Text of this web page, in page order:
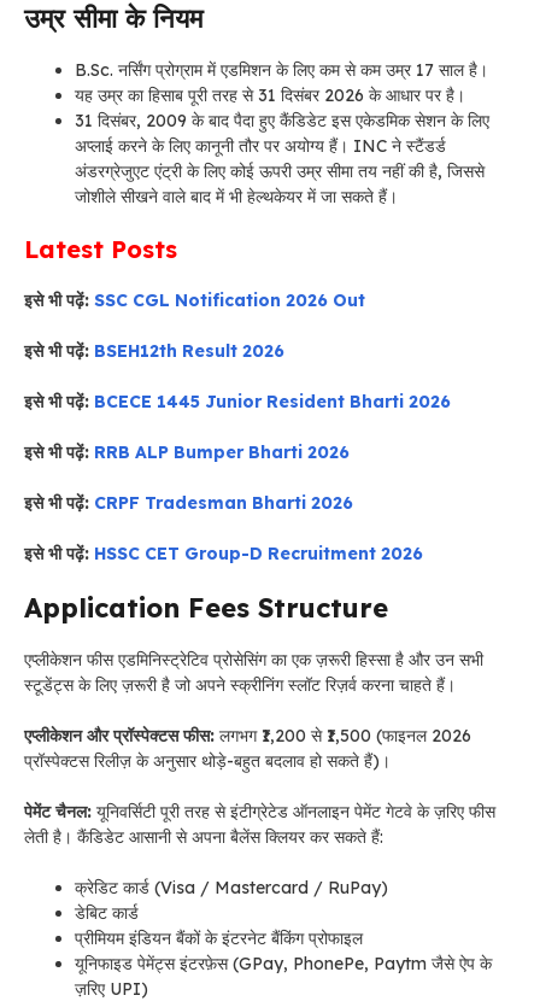
उम्र सीमा के नियम
B.Sc. नर्सिंग प्रोग्राम में एडमिशन के लिए कम से कम उम्र 17 साल है।
यह उम्र का हिसाब पूरी तरह से 31 दिसंबर 2026 के आधार पर है।
31 दिसंबर, 2009 के बाद पैदा हुए कैंडिडेट इस एकेडमिक सेशन के लिए
अप्लाई करने के लिए कानूनी तौर पर अयोग्य हैं। INC ने स्टैंडर्ड
अंडरग्रेजुएट एंट्री के लिए कोई ऊपरी उम्र सीमा तय नहीं की है, जिससे
जोशीले सीखने वाले बाद में भी हेल्थकेयर में जा सकते हैं।
Latest Posts
इसे भी पढ़ें: SSC CGL Notification 2026 Out
इसे भी पढ़ें: BSEH12th Result 2026
इसे भी पढ़ें: BCECE 1445 Junior Resident Bharti 2026
इसे भी पढ़ें: RRB ALP Bumper Bharti 2026
इसे भी पढ़ें: CRPF Tradesman Bharti 2026
इसे भी पढ़ें: HSSC CET Group-D Recruitment 2026
Application Fees Structure
एप्लीकेशन फीस एडमिनिस्ट्रेटिव प्रोसेसिंग का एक ज़रूरी हिस्सा है और उन सभी
स्टूडेंट्स के लिए ज़रूरी है जो अपने स्क्रीनिंग स्लॉट रिज़र्व करना चाहते हैं।
एप्लीकेशन और प्रॉस्पेक्टस फीस: लगभग ₹1,200 से ₹1,500 (फाइनल 2026
प्रॉस्पेक्टस रिलीज़ के अनुसार थोड़े-बहुत बदलाव हो सकते हैं)।
पेमेंट चैनल: यूनिवर्सिटी पूरी तरह से इंटीग्रेटेड ऑनलाइन पेमेंट गेटवे के ज़रिए फीस
लेती है। कैंडिडेट आसानी से अपना बैलेंस क्लियर कर सकते हैं:
क्रेडिट कार्ड (Visa / Mastercard / RuPay)
डेबिट कार्ड
प्रीमियम इंडियन बैंकों के इंटरनेट बैंकिंग प्रोफाइल
यूनिफाइड पेमेंट्स इंटरफ़ेस (GPay, PhonePe, Paytm जैसे ऐप के
ज़रिए UPI)